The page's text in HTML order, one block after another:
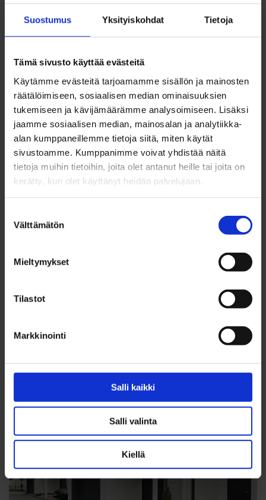
Suostumus Yksityiskohdat Tietoja
Tämä sivusto käyttää evästeitä
Käytämme evästeitä tarjoamamme sisällön ja mainosten
räätälöimiseen, sosiaalisen median ominaisuuksien
tukemiseen ja kävijämäärämme analysoimiseen. Lisäksi
jaamme sosiaalisen median, mainosalan ja analytiikka-
alan kumppaneillemme tietoja siitä, miten käytät
sivustoamme. Kumppanimme voivat yhdistää näitä
tietoja muihin tietoihin, joita olet antanut heille tai joita on
kerätty, kun olet käyttänyt heidän palvelujaan.
valinta
Välttämätön
Mieltymykset
Tilastot
Markkinointi
Salli kaikki
Salli valinta
Kiellä
Espoo
Olari
RT 98 m²
315 000 €